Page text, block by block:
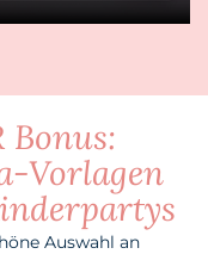
Bonus:
Vorlagen
Auswahl an